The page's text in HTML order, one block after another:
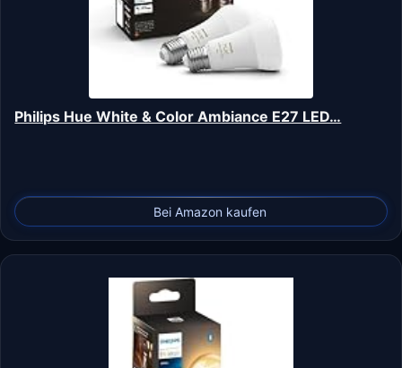
Philips Hue White & Color Ambiance E27 LED…
Bei Amazon kaufen